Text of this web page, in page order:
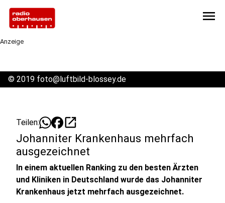
menu
Anzeige
© 2019 foto@luftbild-blossey.de
Teilen: open_in_new
Johanniter Krankenhaus mehrfach
ausgezeichnet
In einem aktuellen Ranking zu den besten Ärzten
und Kliniken in Deutschland wurde das Johanniter
Krankenhaus jetzt mehrfach ausgezeichnet.